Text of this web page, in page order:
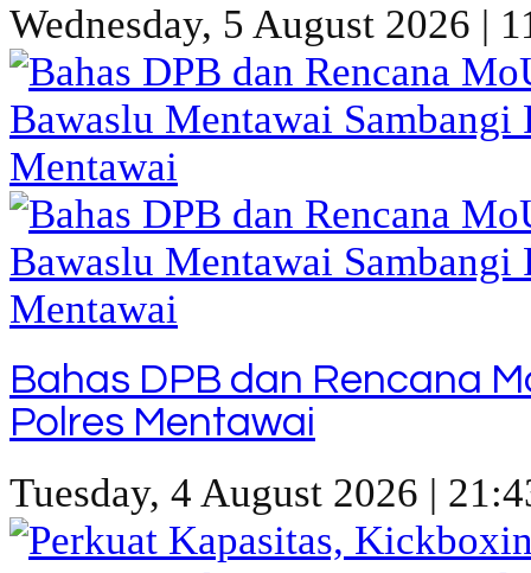
Wednesday, 5 August 2026 |
Bahas DPB dan Rencana
Polres Mentawai
Tuesday, 4 August 2026 |